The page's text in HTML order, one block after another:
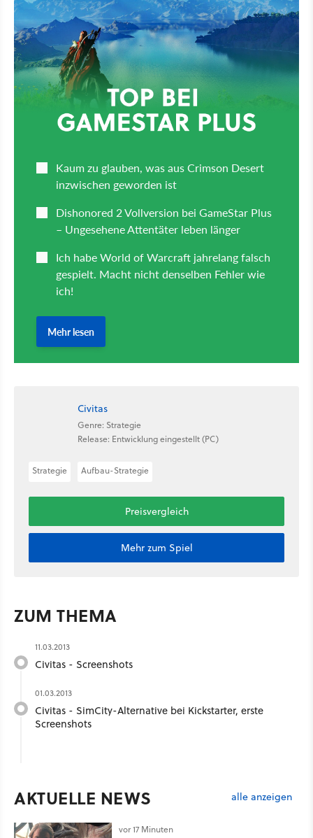
Civitas
Genre: Strategie
Release: Entwicklung eingestellt (PC)
Strategie Aufbau-Strategie
Preisvergleich
Mehr zum Spiel
ZUM THEMA
11.03.2013
Civitas - Screenshots
01.03.2013
Civitas - SimCity-Alternative bei Kickstarter, erste
Screenshots
AKTUELLE NEWS alle anzeigen
vor 17 Minuten